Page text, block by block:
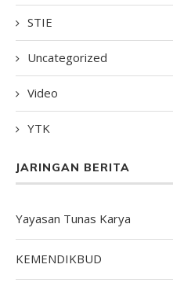
STIE
Uncategorized
Video
YTK
JARINGAN BERITA
Yayasan Tunas Karya
KEMENDIKBUD